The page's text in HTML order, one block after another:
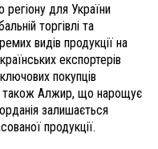
регіону для України
торгівлі та
видів продукції на
експортерів
покупців
а також Алжир, що нарощує
залишається
продукції.